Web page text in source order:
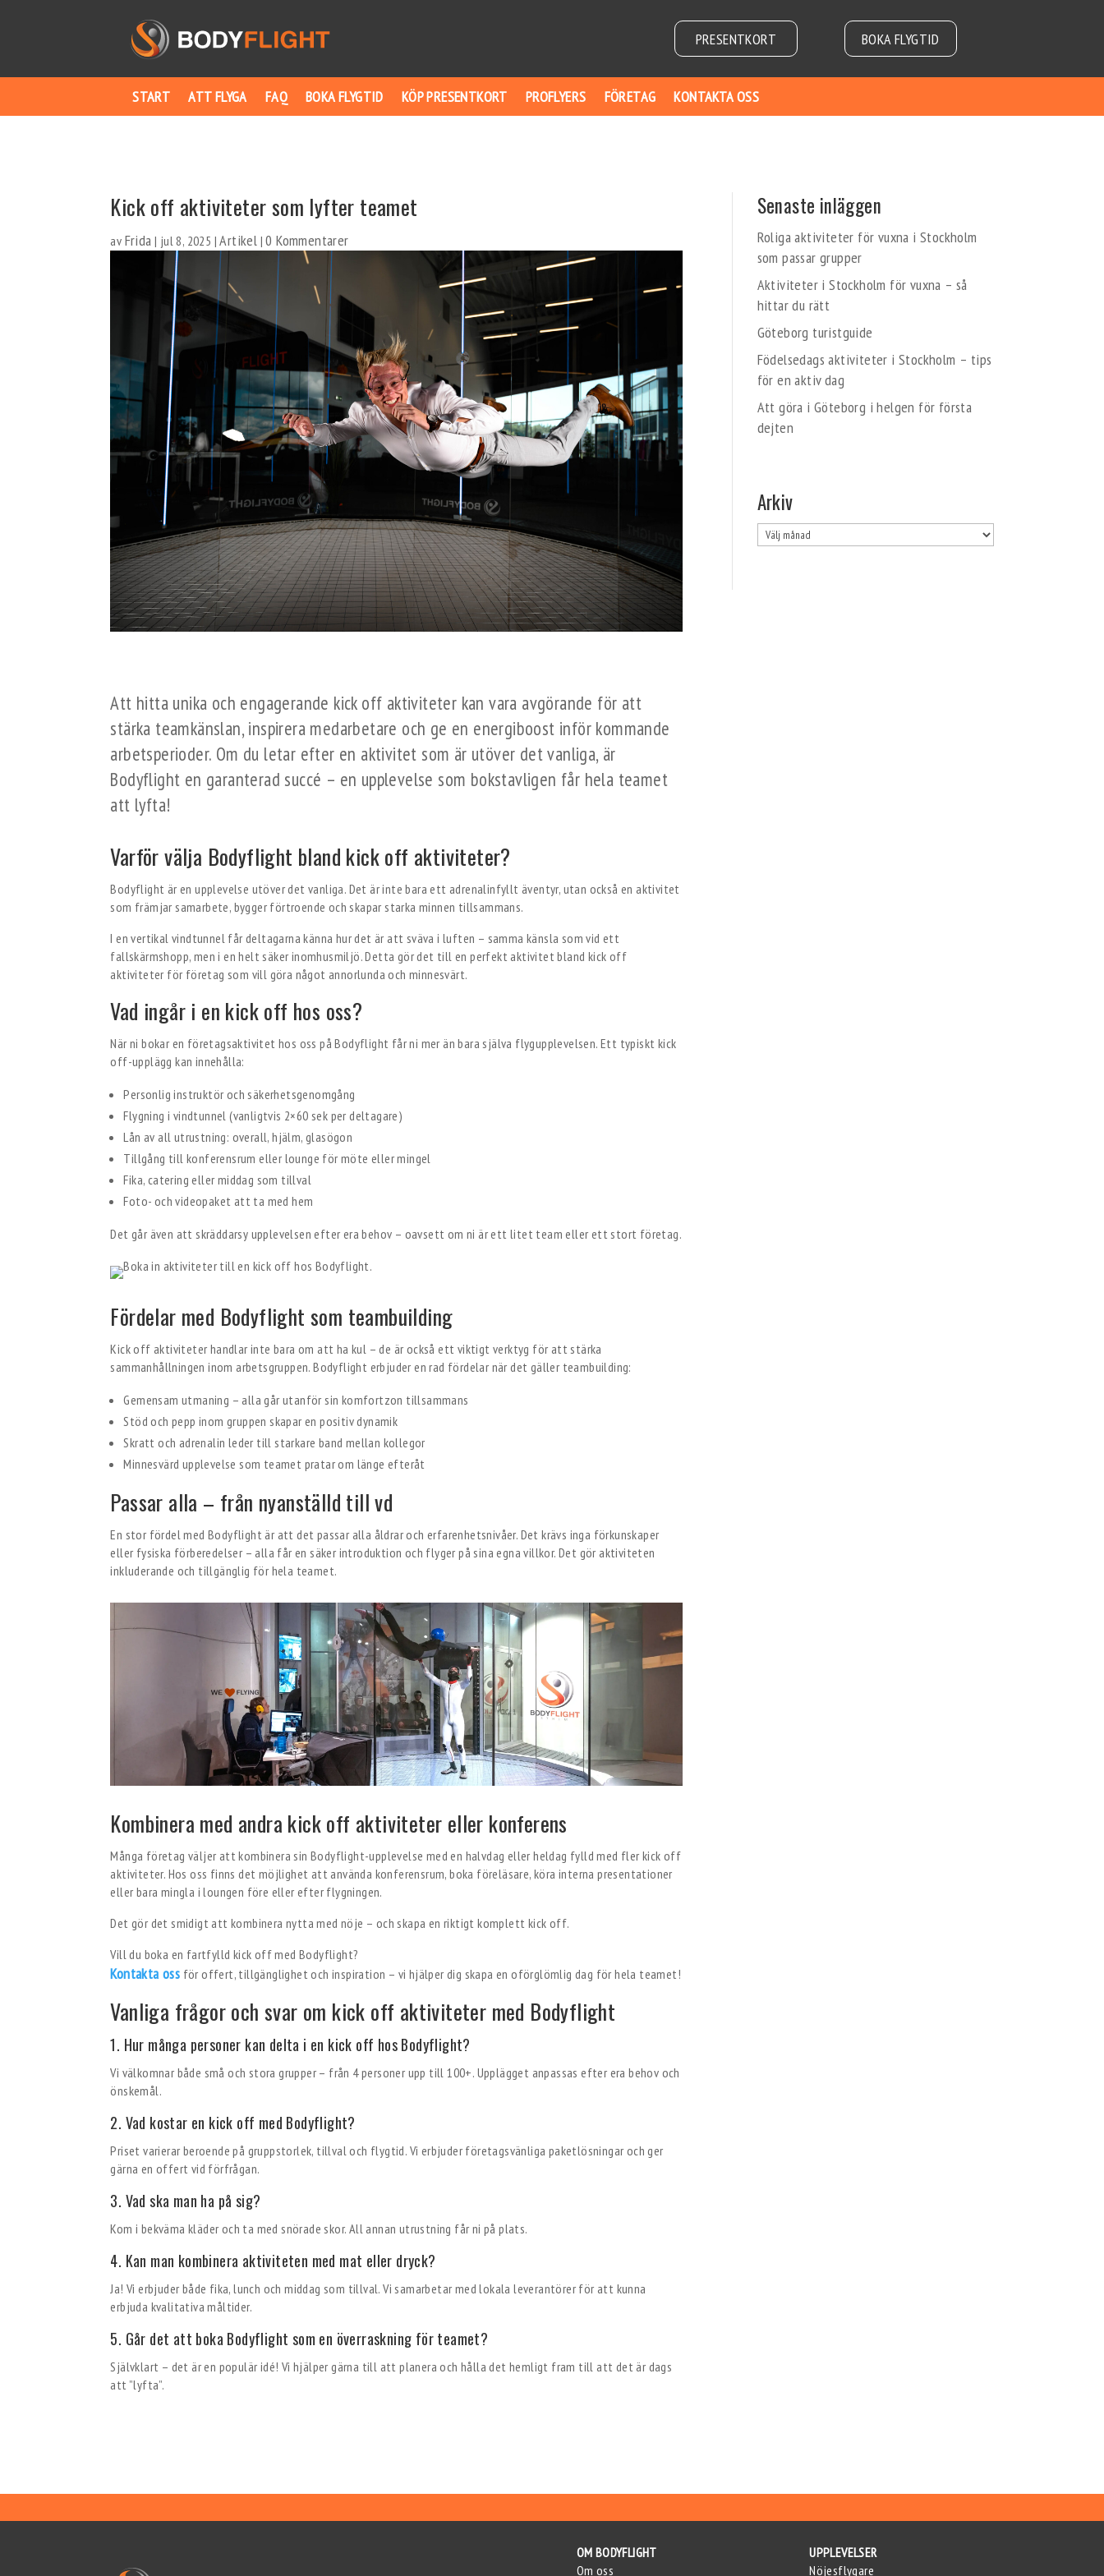
PRESENTKORT BOKA FLYGTID
START ATT FLYGA FAQ BOKA FLYGTID KÖP PRESENTKORT PROFLYERS FÖRETAG KONTAKTA OSS
Kick off aktiviteter som lyfter teamet
av Frida | jul 8, 2025 |Artikel |0 Kommentarer
Att hitta unika och engagerande kick off aktiviteter kan vara avgörande för att
stärka teamkänslan, inspirera medarbetare och ge en energiboost inför kommande
arbetsperioder. Om du letar efter en aktivitet som är utöver det vanliga, är
Bodyflight en garanterad succé – en upplevelse som bokstavligen får hela teamet
att lyfta!
Varför välja Bodyflight bland kick off aktiviteter?
Bodyflight är en upplevelse utöver det vanliga. Det är inte bara ett adrenalinfyllt äventyr, utan också en aktivitet
som främjar samarbete, bygger förtroende och skapar starka minnen tillsammans.
I en vertikal vindtunnel får deltagarna känna hur det är att sväva i luften – samma känsla som vid ett
fallskärmshopp, men i en helt säker inomhusmiljö. Detta gör det till en perfekt aktivitet bland kick off
aktiviteter för företag som vill göra något annorlunda och minnesvärt.
Vad ingår i en kick off hos oss?
När ni bokar en företagsaktivitet hos oss på Bodyflight får ni mer än bara själva flygupplevelsen. Ett typiskt kick
off-upplägg kan innehålla:
Personlig instruktör och säkerhetsgenomgång
Flygning i vindtunnel (vanligtvis 2×60 sek per deltagare)
Lån av all utrustning: overall, hjälm, glasögon
Tillgång till konferensrum eller lounge för möte eller mingel
Fika, catering eller middag som tillval
Foto- och videopaket att ta med hem
Det går även att skräddarsy upplevelsen efter era behov – oavsett om ni är ett litet team eller ett stort företag.
Fördelar med Bodyflight som teambuilding
Kick off aktiviteter handlar inte bara om att ha kul – de är också ett viktigt verktyg för att stärka
sammanhållningen inom arbetsgruppen. Bodyflight erbjuder en rad fördelar när det gäller teambuilding:
Gemensam utmaning – alla går utanför sin komfortzon tillsammans
Stöd och pepp inom gruppen skapar en positiv dynamik
Skratt och adrenalin leder till starkare band mellan kollegor
Minnesvärd upplevelse som teamet pratar om länge efteråt
Passar alla – från nyanställd till vd
En stor fördel med Bodyflight är att det passar alla åldrar och erfarenhetsnivåer. Det krävs inga förkunskaper
eller fysiska förberedelser – alla får en säker introduktion och flyger på sina egna villkor. Det gör aktiviteten
inkluderande och tillgänglig för hela teamet.
Kombinera med andra kick off aktiviteter eller konferens
Många företag väljer att kombinera sin Bodyflight-upplevelse med en halvdag eller heldag fylld med fler kick off
aktiviteter. Hos oss finns det möjlighet att använda konferensrum, boka föreläsare, köra interna presentationer
eller bara mingla i loungen före eller efter flygningen.
Det gör det smidigt att kombinera nytta med nöje – och skapa en riktigt komplett kick off.
Vill du boka en fartfylld kick off med Bodyflight?
Kontakta oss för offert, tillgänglighet och inspiration – vi hjälper dig skapa en oförglömlig dag för hela teamet!
Vanliga frågor och svar om kick off aktiviteter med Bodyflight
1. Hur många personer kan delta i en kick off hos Bodyflight?
Vi välkomnar både små och stora grupper – från 4 personer upp till 100+. Upplägget anpassas efter era behov och
önskemål.
2. Vad kostar en kick off med Bodyflight?
Priset varierar beroende på gruppstorlek, tillval och flygtid. Vi erbjuder företagsvänliga paketlösningar och ger
gärna en offert vid förfrågan.
3. Vad ska man ha på sig?
Kom i bekväma kläder och ta med snörade skor. All annan utrustning får ni på plats.
4. Kan man kombinera aktiviteten med mat eller dryck?
Ja! Vi erbjuder både fika, lunch och middag som tillval. Vi samarbetar med lokala leverantörer för att kunna
erbjuda kvalitativa måltider.
5. Går det att boka Bodyflight som en överraskning för teamet?
Självklart – det är en populär idé! Vi hjälper gärna till att planera och hålla det hemligt fram till att det är dags
att ”lyfta”.
Senaste inläggen
Roliga aktiviteter för vuxna i Stockholm
som passar grupper
Aktiviteter i Stockholm för vuxna – så
hittar du rätt
Göteborg turistguide
Födelsedags aktiviteter i Stockholm – tips
för en aktiv dag
Att göra i Göteborg i helgen för första
dejten
Arkiv
Arkiv
OM BODYFLIGHT
Om oss
UPPLEVELSER
Nöjesflygare